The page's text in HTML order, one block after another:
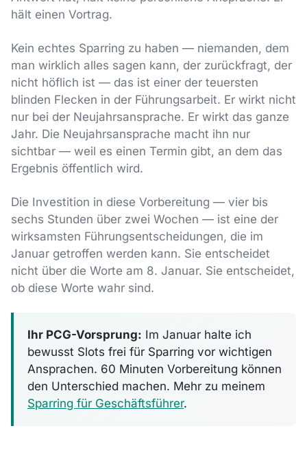
hält einen Vortrag.
Kein echtes Sparring zu haben — niemanden, dem
man wirklich alles sagen kann, der zurückfragt, der
nicht höflich ist — das ist einer der teuersten
blinden Flecken in der Führungsarbeit. Er wirkt nicht
nur bei der Neujahrsansprache. Er wirkt das ganze
Jahr. Die Neujahrsansprache macht ihn nur
sichtbar — weil es einen Termin gibt, an dem das
Ergebnis öffentlich wird.
Die Investition in diese Vorbereitung — vier bis
sechs Stunden über zwei Wochen — ist eine der
wirksamsten Führungsentscheidungen, die im
Januar getroffen werden kann. Sie entscheidet
nicht über die Worte am 8. Januar. Sie entscheidet,
ob diese Worte wahr sind.
Ihr PCG-Vorsprung: Im Januar halte ich
bewusst Slots frei für Sparring vor wichtigen
Ansprachen. 60 Minuten Vorbereitung können
den Unterschied machen. Mehr zu meinem
Sparring für Geschäftsführer.